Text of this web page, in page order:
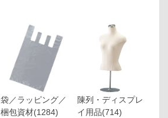
袋／ラッピング／
梱包資材(1284)
陳列・ディスプレ
イ用品(714)